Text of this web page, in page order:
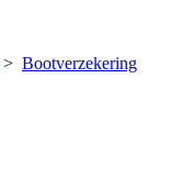
> Bootverzekering